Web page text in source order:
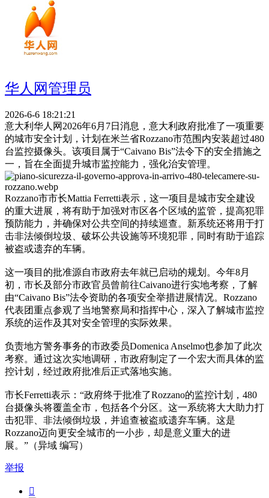
华人网管理员
2026-6-6 18:21:21
意大利华人网2026年6月7日消息，意大利政府批准了一项重要
的城市安全计划，计划在米兰省Rozzano市范围内安装超过480
台监控摄像头。该项目属于“Caivano Bis”法令下的安全措施之
一，旨在全面提升城市监控能力，强化治安管理。
Rozzano市市长Mattia Ferretti表示，这一项目是城市安全建设
的重大进展，将有助于加强对市区各个区域的监管，提高犯罪
预防能力，并确保对公共空间的持续巡查。新系统还将用于打
击非法倾倒垃圾、破坏公共设施等环境犯罪，同时有助于追踪
被盗或遗弃的车辆。
这一项目的批准源自市政府去年就已启动的规划。今年8月
初，市长及部分市政官员曾前往Caivano进行实地考察，了解
由“Caivano Bis”法令资助的各项安全举措进展情况。Rozzano
代表团重点参观了当地警察局和指挥中心，深入了解城市监控
系统的运作及其对安全管理的实际效果。
负责地方警务事务的市政委员Domenica Anselmo也参加了此次
考察。通过这次实地调研，市政府制定了一个宏大而具体的监
控计划，经过政府批准后正式落地实施。
市长Ferretti表示：“政府终于批准了Rozzano的监控计划，480
台摄像头将覆盖全市，包括各个分区。这一系统将大大助力打
击犯罪、非法倾倒垃圾，并追查被盗或遗弃车辆。这是
Rozzano迈向更安全城市的一小步，却是意义重大的进
展。”（异域 编写）
举报
